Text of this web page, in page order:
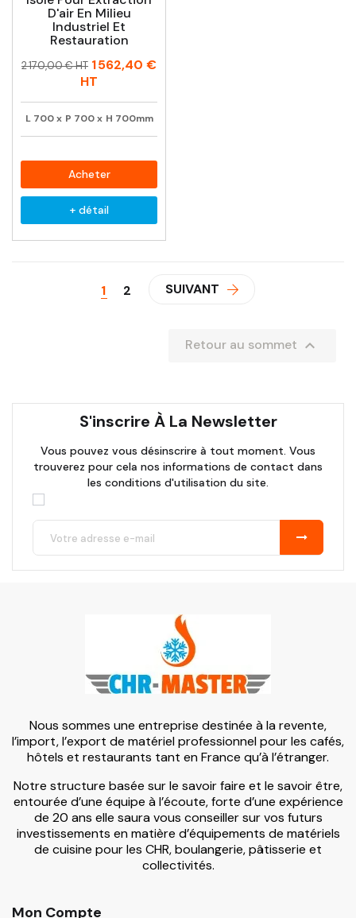
D'air En Milieu
Industriel Et
Restauration
Prix
Prix
2 170,00 € HT 1 562,40 €
HT
L 700 x P 700 x H 700mm
Acheter
+ détail
1 2 SUIVANT
Retour au sommet 
S'inscrire À La Newsletter
Vous pouvez vous désinscrire à tout moment. Vous
trouverez pour cela nos informations de contact dans
les conditions d'utilisation du site.
Nous sommes une entreprise destinée à la revente,
l’import, l’export de matériel professionnel pour les cafés,
hôtels et restaurants tant en France qu’à l’étranger.
Notre structure basée sur le savoir faire et le savoir être,
entourée d’une équipe à l’écoute, forte d’une expérience
de 20 ans elle saura vous conseiller sur vos futurs
investissements en matière d’équipements de matériels
de cuisine pour les CHR, boulangerie, pâtisserie et
collectivités.
Mon Compte